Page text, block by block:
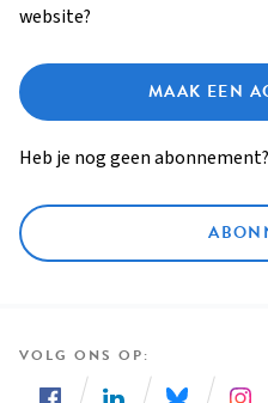
website?
MAAK EEN
Heb je nog geen abonnement?
VOLG ONS OP